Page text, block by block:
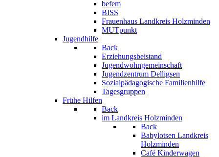
befem
BISS
Frauenhaus Landkreis Holzminden
MUTpunkt
Jugendhilfe
Back
Erziehungsbeistand
Jugendwohngemeinschaft
Jugendzentrum Delligsen
Sozialpädagogische Familienhilfe
Tagesgruppen
Frühe Hilfen
Back
im Landkreis Holzminden
Back
Babylotsen Landkreis
Holzminden
Café Kinderwagen